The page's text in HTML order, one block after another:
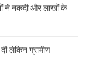
ने नकदी और लाखों के
लेकिन ग्रामीण